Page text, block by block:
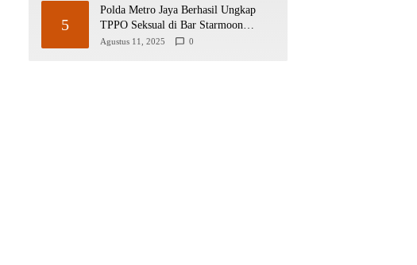
5
Polda Metro Jaya Berhasil Ungkap
TPPO Seksual di Bar Starmoon
Jakarta Barat
Agustus 11, 2025 0